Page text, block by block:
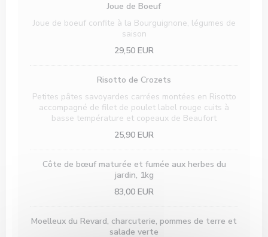
Joue de Boeuf
Joue de boeuf confite à la Bourguignone, légumes de
saison
29,50 EUR
Risotto de Crozets
Petites pâtes savoyardes carrées montées en Risotto
accompagné de filet de poulet label rouge cuits à
basse température et copeaux de Beaufort
25,90 EUR
Côte de bœuf maturée et fumée aux herbes du
jardin, 1kg
83,00 EUR
Moelleux du Revard, charcuterie, pommes de terre et
salade verte